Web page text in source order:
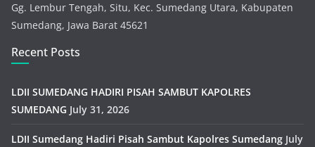
Gg. Lembur Tengah, Situ, Kec. Sumedang Utara, Kabupaten
Sumedang, Jawa Barat 45621
Recent Posts
LDII SUMEDANG HADIRI PISAH SAMBUT KAPOLRES
SUMEDANG July 31, 2026
LDII Sumedang Hadiri Pisah Sambut Kapolres Sumedang July